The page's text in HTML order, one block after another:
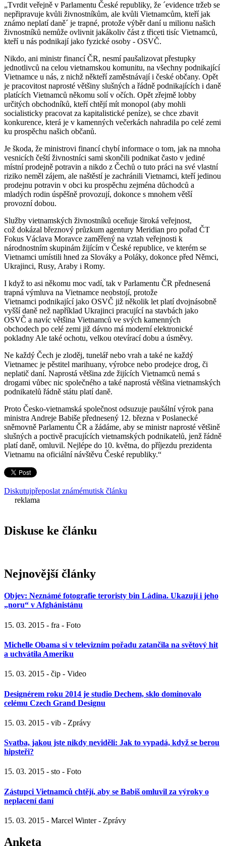
„Tvrdit veřejně v Parlamentu České republiky, že ´evidence tržeb se
nepřipravuje kvůli živnostníkům, ale kvůli Vietnamcům, kteří jak
známo neplatí daně´ je trapné, protože výběr daní u milionu našich
živnostníků nemůže ovlivnit jakákoliv část z třiceti tisíc Vietnamců,
kteří u nás podnikají jako fyzické osoby - OSVČ.
Nikdo, ani ministr financí ČR, nesmí paušalizovat přestupky
jednotlivců na celou vietnamskou komunitu, na všechny podnikající
Vietnamce u nás, z nichž někteří zaměstnávají i české občany. Opět
je pracovitost naprosté většiny slušných a řádně podnikajících i daně
platících Vietnamců někomu solí v očích. Opět zřejmě lobby
určitých obchodníků, kteří chtějí mít monopol (aby mohli
socialisticky pracovat za kapitalistické peníze), se chce zbavit
konkurence, která je v kamenných večerkách nahradila po celé zemi
ku prospěchu našich občanů.
Je škoda, že ministrovi financí chybí informace o tom, jak na mnoha
vesnicích čeští živnostníci sami skončili podnikat často v jediné
místní prodejně potravin a nikdo z Čechů o tuto práci na své vlastní
riziko neměl zájem, ale naštěstí je zachránili Vietnamci, kteří jedinou
prodejnu potravin v obci ku prospěchu zejména důchodců a
mladých rodin úspěšně provozují, dokonce s mnohem větší
provozní dobou.
Služby vietnamských živnostníků oceňuje široká veřejnost,
což dokázal březnový průzkum agentury Meridian pro pořad ČT
Fokus Václava Moravce zaměřený na vztah veřejnosti k
národnostním skupinám žijícím v České republice, ve kterém se
Vietnamci umístili hned za Slováky a Poláky, dokonce před Němci,
Ukrajinci, Rusy, Araby i Romy.
I když to asi někomu moc vadí, tak v Parlamentu ČR přednesená
trapná výmluva na Vietnamce neobstojí, protože
Vietnamci podnikající jako OSVČ již několik let platí dvojnásobně
vyšší daně než například Ukrajinci pracující na stavbách jako
OSVČ a navíc většina Vietnamců ve svých kamenných
obchodech po celé zemi již dávno má moderní elektronické
pokladny Ale také ochotu, velkou otevírací dobu a úsměvy.
Ne každý Čech je zloděj, tunelář nebo vrah a také ne každý
Vietnamec je pěstitel marihuany, výrobce nebo prodejce drog, či
neplatič daní. Naprostá většina zde žijících Vietnamců nemá s
drogami vůbec nic společného a také naprostá většina vietnamských
podnikatelů řádně státu platí daně.
Proto Česko-vietnamská společnost odsuzuje paušální výrok pana
ministra Andreje Babiše přednesený 12. března v Poslanecké
sněmovně Parlamentu ČR a žádáme, aby se ministr naprosté většině
slušných a poctivě pracujících vietnamských podnikatelů, jenž řádně
platí daně, omluvil. Nejlépe do 10. května, do příjezdu prezidenta
Vietnamu na oficiální návštěvu České republiky.“
Diskutujpřeposlat známémutisk článku
reklama
Diskuse ke článku
Nejnovější články
Objev: Neznámé fotografie teroristy bin Ládina. Ukazují i jeho
„noru“ v Afghánistánu
15. 03. 2015 - fra - Foto
Michelle Obama si v televizním pořadu zatančila na světový hit
a uchvátila Ameriku
15. 03. 2015 - čip - Video
Designérem roku 2014 je studio Dechem, sklo dominovalo
celému Czech Grand Designu
15. 03. 2015 - vib - Zprávy
Svatba, jakou jste nikdy neviděli: Jak to vypadá, když se berou
hipsteři?
15. 03. 2015 - sto - Foto
Zástupci Vietnamců chtějí, aby se Babiš omluvil za výroky o
neplacení daní
15. 03. 2015 - Marcel Winter - Zprávy
Anketa